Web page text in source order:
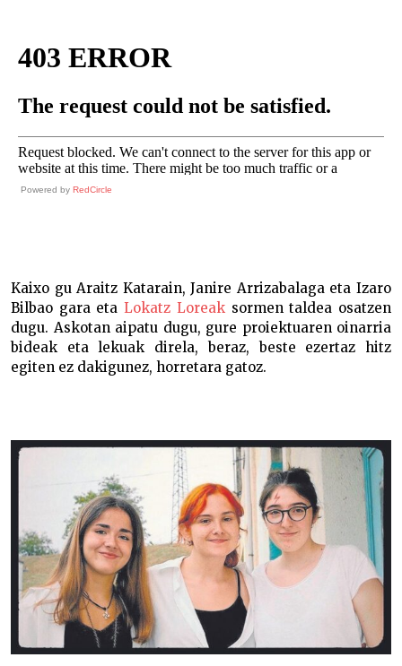
Powered by RedCircle
Kaixo gu Araitz Katarain, Janire Arrizabalaga eta Izaro
Bilbao gara etaLokatz Loreaksormen taldea osatzen
dugu. Askotan aipatu dugu, gure proiektuaren oinarria
bideak eta lekuak direla, beraz, beste ezertaz hitz
egiten ez dakigunez, horretara gatoz.